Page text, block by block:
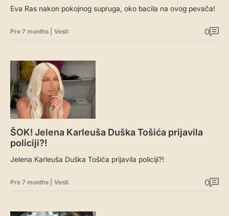
Eva Ras nakon pokojnog supruga, oko bacila na ovog pevača!
Pre 7 months Vesti 0
ŠOK! Jelena Karleuša Duška Tošića prijavila
policiji?!
Jelena Karleuša Duška Tošića prijavila policiji?!
Pre 7 months Vesti 0